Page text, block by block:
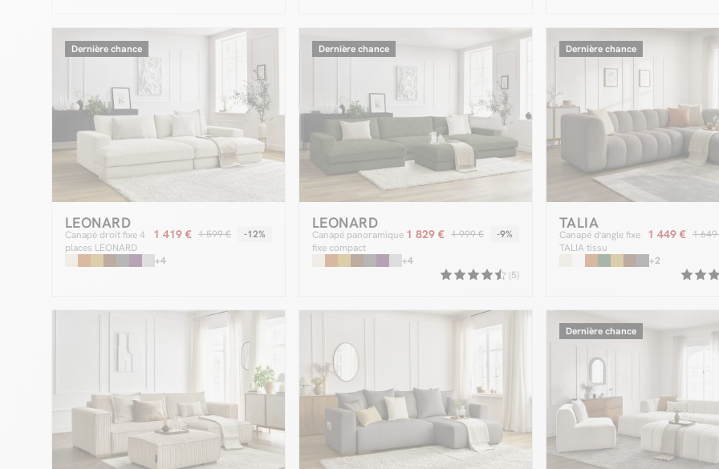
Dernière chance
LEONARD
Canapé droit fixe 4
places LEONARD
1 419 € 1 599 € -12%
+4
Dernière chance
LEONARD
Canapé panoramique
fixe compact
1 829 € 1 999 € -9%
+4
(5)
Dernière chance
TALIA
Canapé d'angle fixe
TALIA tissu
1 449 € 1
+2
Dernière chance